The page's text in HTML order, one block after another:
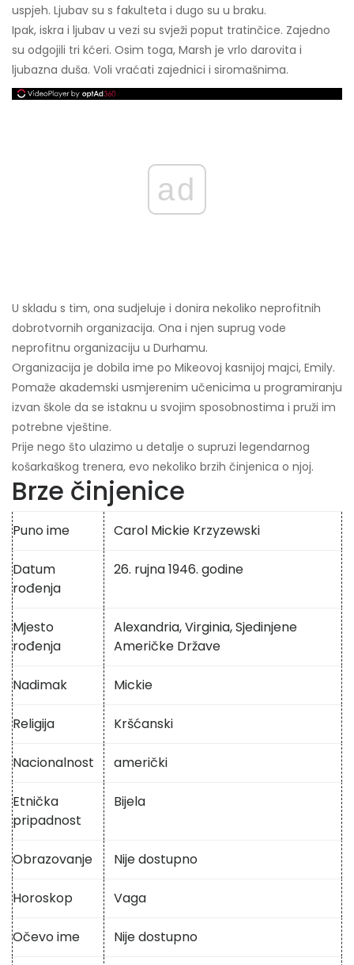
uspjeh. Ljubav su s fakulteta i dugo su u braku.
Ipak, iskra i ljubav u vezi su svježi poput tratinčice. Zajedno
su odgojili tri kćeri. Osim toga, Marsh je vrlo darovita i
ljubazna duša. Voli vraćati zajednici i siromašnima.
ad
U skladu s tim, ona sudjeluje i donira nekoliko neprofitnih
dobrotvornih organizacija. Ona i njen suprug vode
neprofitnu organizaciju u Durhamu.
Organizacija je dobila ime po Mikeovoj kasnijoj majci, Emily.
Pomaže akademski usmjerenim učenicima u programiranju
izvan škole da se istaknu u svojim sposobnostima i pruži im
potrebne vještine.
Prije nego što ulazimo u detalje o supruzi legendarnog
košarkaškog trenera, evo nekoliko brzih činjenica o njoj.
Brze činjenice
Puno ime Carol Mickie Krzyzewski
Datum
rođenja
26. rujna 1946. godine
Mjesto
rođenja
Alexandria, Virginia, Sjedinjene
Američke Države
Nadimak Mickie
Religija Kršćanski
Nacionalnost američki
Etnička
pripadnost
Bijela
Obrazovanje Nije dostupno
Horoskop Vaga
Očevo ime Nije dostupno